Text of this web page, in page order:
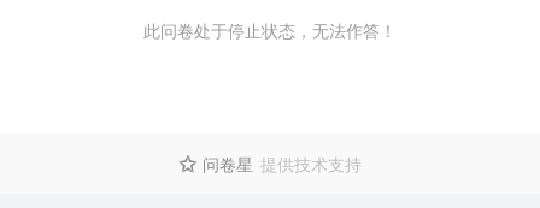
此问卷处于停止状态，无法作答！
 问卷星 提供技术支持